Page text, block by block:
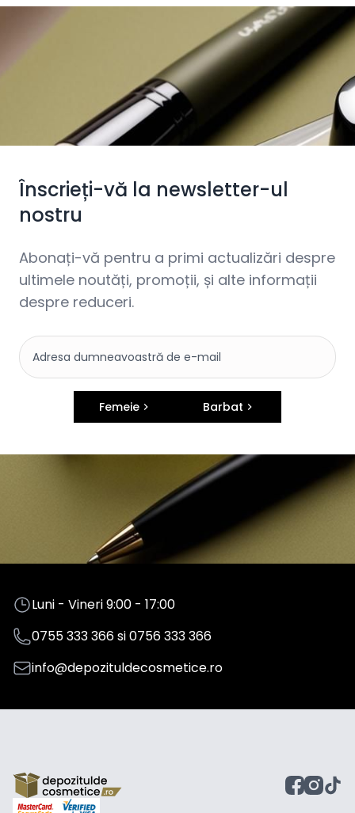
Înscrieți-vă la newsletter-ul
nostru
Abonați-vă pentru a primi actualizări despre
ultimele noutăți, promoții, și alte informații
despre reduceri.
Femeie Barbat
Luni - Vineri 9:00 - 17:00
0755 333 366si0756 333 366
info@depozituldecosmetice.ro